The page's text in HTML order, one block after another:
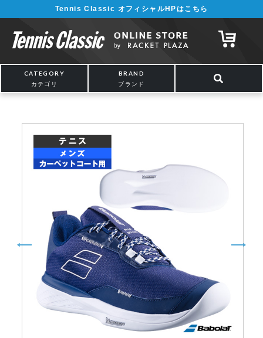
¥5,000以上の購入で送料無料!! 詳しくは こちら
Tennis Classic オフィシャルHPはこちら
CATEGORY
カテゴリ
BRAND
ブランド